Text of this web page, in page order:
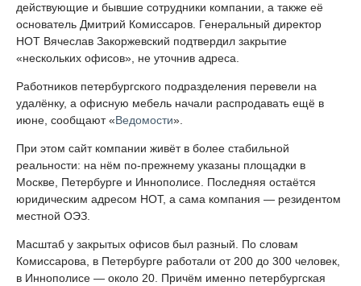
действующие и бывшие сотрудники компании, а также её
основатель Дмитрий Комиссаров. Генеральный директор
НОТ Вячеслав Закоржевский подтвердил закрытие
«нескольких офисов», не уточнив адреса.
Работников петербургского подразделения перевели на
удалёнку, а офисную мебель начали распродавать ещё в
июне, сообщают «Ведомости».
При этом сайт компании живёт в более стабильной
реальности: на нём по-прежнему указаны площадки в
Москве, Петербурге и Иннополисе. Последняя остаётся
юридическим адресом НОТ, а сама компания — резидентом
местной ОЭЗ.
Масштаб у закрытых офисов был разный. По словам
Комиссарова, в Петербурге работали от 200 до 300 человек,
в Иннополисе — около 20. Причём именно петербургская